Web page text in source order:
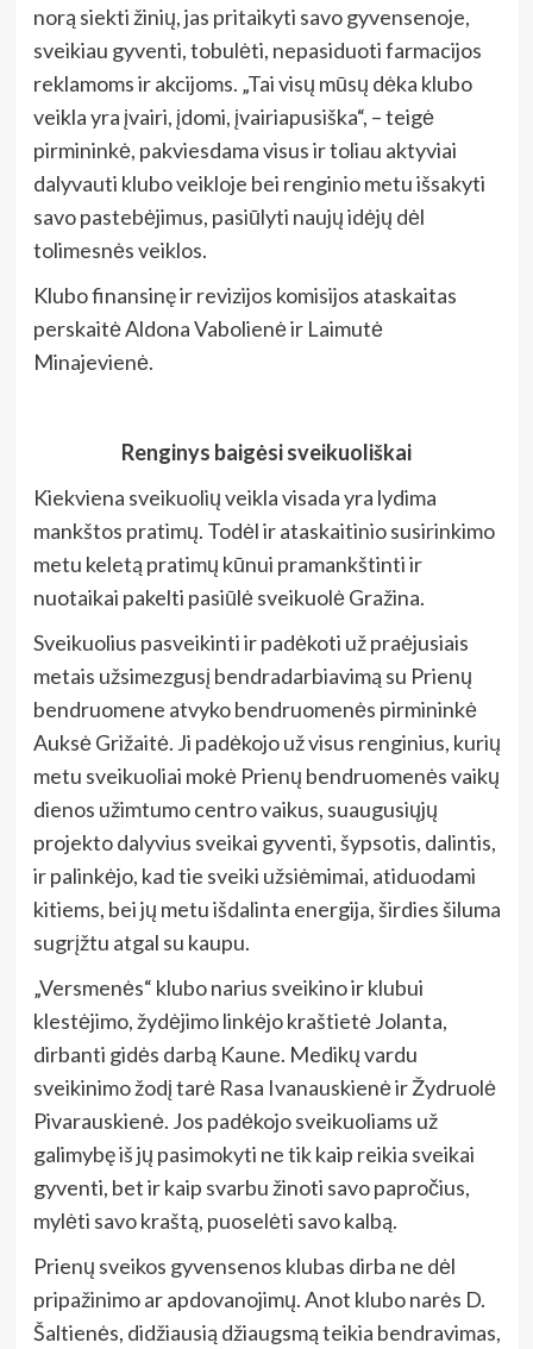
norą siekti žinių, jas pritaikyti savo gyvensenoje,
sveikiau gyventi, tobulėti, nepasiduoti farmacijos
reklamoms ir akcijoms. „Tai visų mūsų dėka klubo
veikla yra įvairi, įdomi, įvairiapusiška“, – teigė
pirmininkė, pakviesdama visus ir toliau aktyviai
dalyvauti klubo veikloje bei renginio metu išsakyti
savo pastebėjimus, pasiūlyti naujų idėjų dėl
tolimesnės veiklos.
Klubo finansinę ir revizijos komisijos ataskaitas
perskaitė Aldona Vabolienė ir Laimutė
Minajevienė.
Renginys baigėsi sveikuoliškai
Kiekviena sveikuolių veikla visada yra lydima
mankštos pratimų. Todėl ir ataskaitinio susirinkimo
metu keletą pratimų kūnui pramankštinti ir
nuotaikai pakelti pasiūlė sveikuolė Gražina.
Sveikuolius pasveikinti ir padėkoti už praėjusiais
metais užsimezgusį bendradarbiavimą su Prienų
bendruomene atvyko bendruomenės pirmininkė
Auksė Grižaitė. Ji padėkojo už visus renginius, kurių
metu sveikuoliai mokė Prienų bendruomenės vaikų
dienos užimtumo centro vaikus, suaugusiųjų
projekto dalyvius sveikai gyventi, šypsotis, dalintis,
ir palinkėjo, kad tie sveiki užsiėmimai, atiduodami
kitiems, bei jų metu išdalinta energija, širdies šiluma
sugrįžtu atgal su kaupu.
„Versmenės“ klubo narius sveikino ir klubui
klestėjimo, žydėjimo linkėjo kraštietė Jolanta,
dirbanti gidės darbą Kaune. Medikų vardu
sveikinimo žodį tarė Rasa Ivanauskienė ir Žydruolė
Pivarauskienė. Jos padėkojo sveikuoliams už
galimybę iš jų pasimokyti ne tik kaip reikia sveikai
gyventi, bet ir kaip svarbu žinoti savo papročius,
mylėti savo kraštą, puoselėti savo kalbą.
Prienų sveikos gyvensenos klubas dirba ne dėl
pripažinimo ar apdovanojimų. Anot klubo narės D.
Šaltienės, didžiausią džiaugsmą teikia bendravimas,